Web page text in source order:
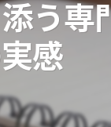
う専
感